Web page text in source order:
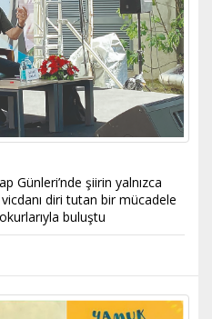
Günleri’nde şiirin yalnızca
diri tutan bir mücadele
buluştu